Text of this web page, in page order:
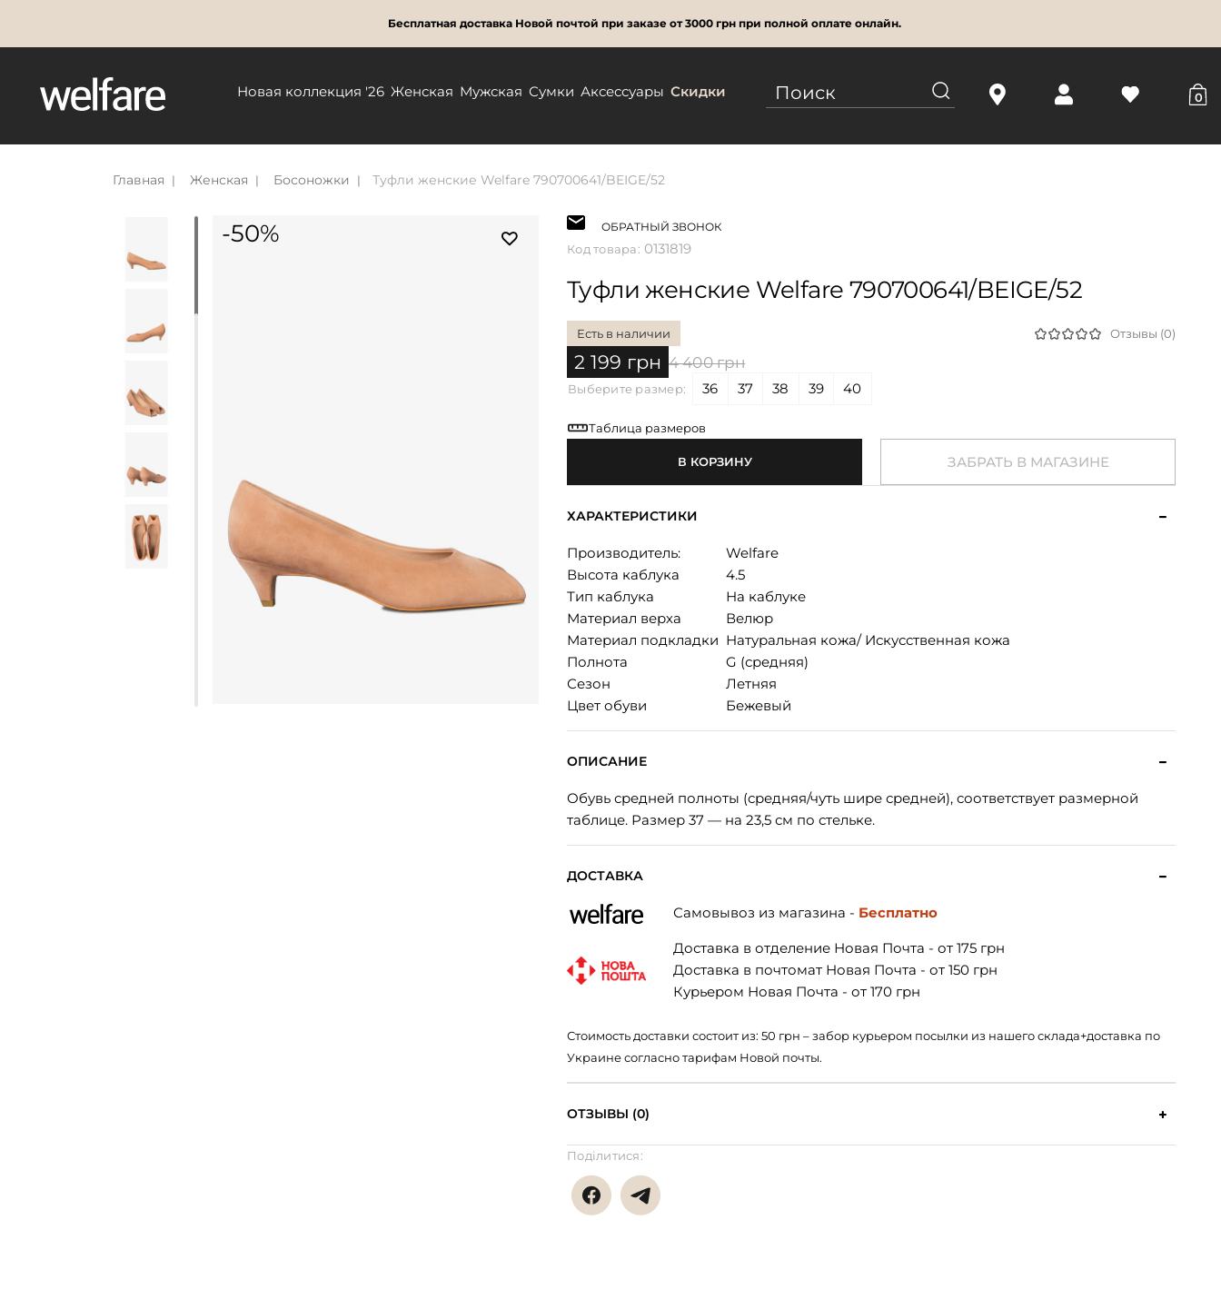
Бесплатная доставка Новой почтой при заказе от 3000 грн при полной оплате онлайн.
Новая коллекция '26 Женская Мужская Сумки Аксессуары Скидки 0
Главная Женская Босоножки Туфли женские Welfare 790700641/BEIGE/52
-50% ОБРАТНЫЙ ЗВОНОК
Код товара: 0131819
Туфли женские Welfare 790700641/BEIGE/52
Есть в наличии Отзывы (0)
Выберите размер: 36 37 38 39 40
Таблица размеров
2 199 грн 4 400 грн
В КОРЗИНУ ЗАБРАТЬ В МАГАЗИНЕ
ХАРАКТЕРИСТИКИ
Производитель:
Welfare
Высота каблука
4.5
Тип каблука
На каблуке
Материал верха
Велюр
Материал подкладки Натуральная кожа/ Искусственная кожа
Полнота
G (средняя)
Сезон
Летняя
Цвет обуви
Бежевый
ОПИСАНИЕ
Обувь средней полноты (средняя/чуть шире средней), соответствует размерной
таблице. Размер 37 — на 23,5 см по стельке.
ДОСТАВКА
Самовывоз из магазина - Бесплатно
Доставка в отделение Новая Почта - от 175 грн
Доставка в почтомат Новая Почта - от 150 грн
Курьером Новая Почта - от 170 грн
Стоимость доставки состоит из: 50 грн – забор курьером посылки из нашего склада+доставка по
Украине согласно тарифам Новой почты.
ОТЗЫВЫ (0)
Поділитися: